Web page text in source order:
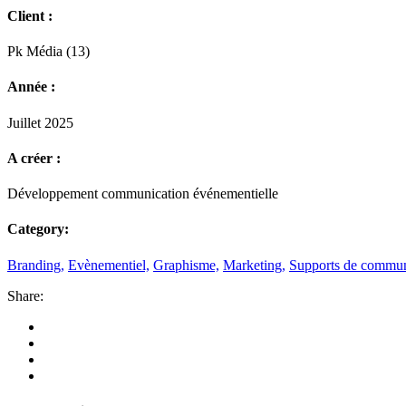
Client :
Pk Média (13)
Année :
Juillet 2025
A créer :
Développement communication événementielle
Category:
Branding, Evènementiel, Graphisme, Marketing, Supports de
Share: